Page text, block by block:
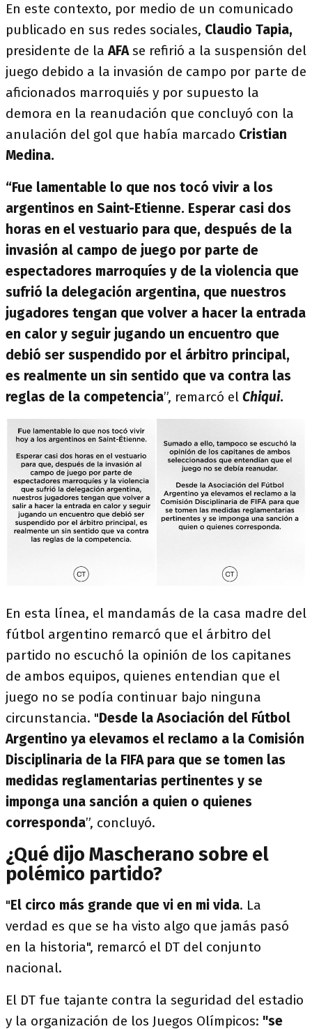
En este contexto, por medio de un comunicado
publicado en sus redes sociales, Claudio Tapia,
presidente de laAFAse refirió a la suspensión del
juego debido a la invasión de campo por parte de
aficionados marroquiés y por supuesto la
demora en la reanudación que concluyó con la
anulación del gol que había marcado Cristian
Medina.
“Fue lamentable lo que nos tocó vivir a los
argentinos en Saint-Etienne. Esperar casi dos
horas en el vestuario para que, después de la
invasión al campo de juego por parte de
espectadores marroquíes y de la violencia que
sufrió la delegación argentina, que nuestros
jugadores tengan que volver a hacer la entrada
en calor y seguir jugando un encuentro que
debió ser suspendido por el árbitro principal,
es realmente un sin sentido que va contra las
reglas de la competencia”, remarcó el Chiqui.
En esta línea, el mandamás de la casa madre del
fútbol argentino remarcó que el árbitro del
partido no escuchó la opinión de los capitanes
de ambos equipos, quienes entendian que el
juego no se podía continuar bajo ninguna
circunstancia. "Desde la Asociación del Fútbol
Argentino ya elevamos el reclamo a la Comisión
Disciplinaria de la FIFA para que se tomen las
medidas reglamentarias pertinentes y se
imponga una sanción a quien o quienes
corresponda”, concluyó.
¿Qué dijo Mascherano sobre el
polémico partido?
"El circo más grande que vi en mi vida. La
verdad es que se ha visto algo que jamás pasó
en la historia", remarcó el DT del conjunto
nacional.
El DT fue tajante contra la seguridad del estadio
y la organización de los Juegos Olímpicos: "se